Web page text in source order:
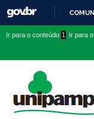
conteúdo
menu
superior
menu
Ir para o conteúdo 1 Ir para